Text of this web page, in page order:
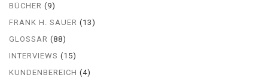
BÜCHER (9)
FRANK H. SAUER (13)
GLOSSAR (88)
INTERVIEWS (15)
KUNDENBEREICH (4)